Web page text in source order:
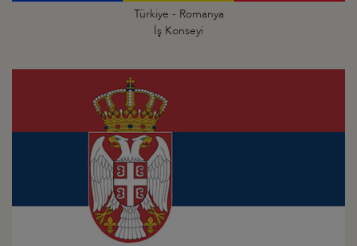
Türkiye - Romanya
İş Konseyi